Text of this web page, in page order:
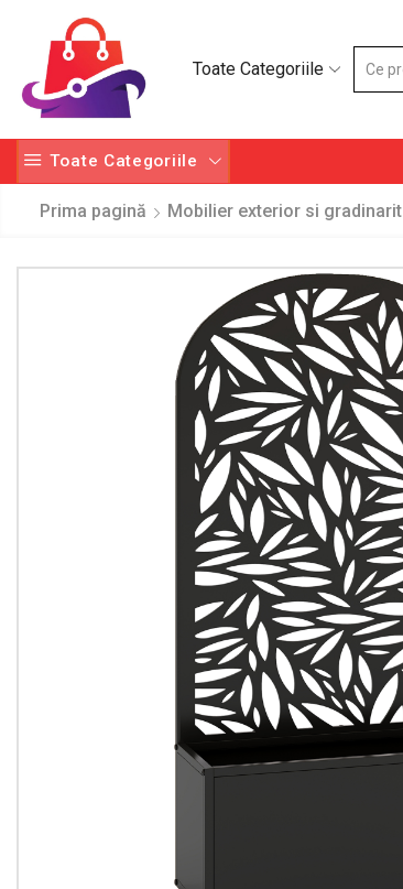
Toate Categoriile
Toate Categoriile
Prima pagină Mobilier exterior si gradinarit